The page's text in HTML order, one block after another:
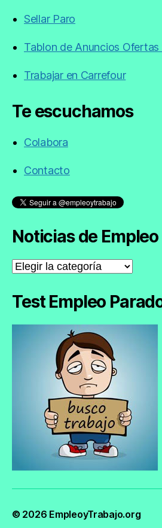
Sellar Paro
Tablon de Anuncios Ofertas
Trabajar en Carrefour
Te escuchamos
Colabora
Contacto
Noticias de Empleo
Noticias
de
Test Empleo
© 2026 EmpleoyTrabajo.org